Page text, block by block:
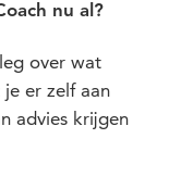
nu al?
over wat
er zelf aan
advies krijgen